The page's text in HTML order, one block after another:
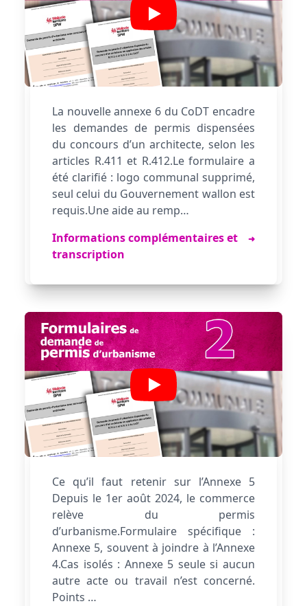
La nouvelle annexe 6 du CoDT encadre
les demandes de permis dispensées
du concours d’un architecte, selon les
articles R.411 et R.412.Le formulaire a
été clarifié : logo communal supprimé,
seul celui du Gouvernement wallon est
requis.Une aide au remp…
Informations complémentaires et
transcription
➜
Flèche indiquant plus d'informations
Ce qu’il faut retenir sur l’Annexe 5
Depuis le 1er août 2024, le commerce
relève du permis
d’urbanisme.Formulaire spécifique :
Annexe 5, souvent à joindre à l’Annexe
4.Cas isolés : Annexe 5 seule si aucun
autre acte ou travail n’est concerné.
Points …